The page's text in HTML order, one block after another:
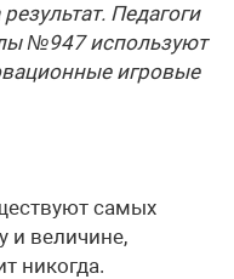
Педагоги
№947 используют
игровые
самых
и величине,
никогда.